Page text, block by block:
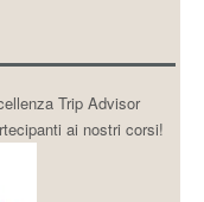
Trip Advisor
ai nostri corsi!